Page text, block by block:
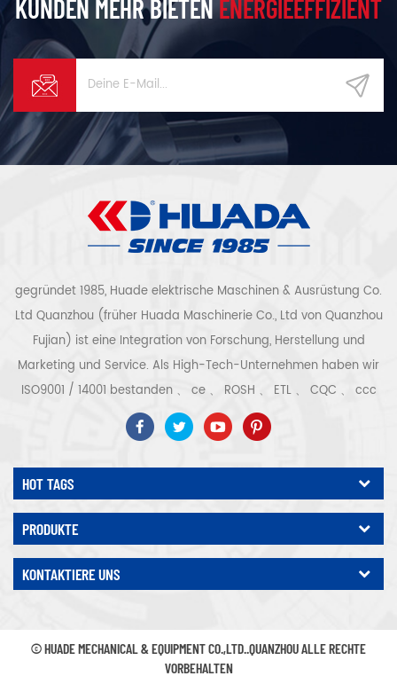
KUNDEN MEHR BIETENENERGIEEFFIZIENT
gegründet 1985, Huade elektrische Maschinen & Ausrüstung Co.
Ltd Quanzhou (früher Huada Maschinerie Co., Ltd von Quanzhou
Fujian) ist eine Integration von Forschung, Herstellung und
Marketing und Service. Als High-Tech-Unternehmen haben wir
ISO9001 / 14001 bestanden 、 ce 、 ROSH 、 ETL 、 CQC 、 ccc
Qualitäts- und Sicherheitszertifizierung, High-Tech-
Unternehmenszertifizierung usw. Luftkompressorsystem und -
ausrüstung umfassen Schraubentyp, Zentrifugaltyp, ölfrei,
Spiraltyp, Kolbentyp, Trockner, Filter, Abtropffläche, mit
vollständiger Luftkompressorproduktionslinie, mehr als 300
Arten von Luftkompressoren als Industrieexperte Unsere
von das wichtigste Gussteil für Druckbehälter, Elektromotoren,
Unternehmen ein eigenes Kernverfahren für Permanentmagnet-
Servomotoren entwickelt und relevante technische Patente
HOT TAGS
PRODUKTE
KONTAKTIERE UNS
© HUADE MECHANICAL & EQUIPMENT CO.,LTD..QUANZHOU ALLE RECHTE
VORBEHALTEN